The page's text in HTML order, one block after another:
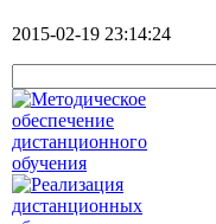
2015-02-19 23:14:24